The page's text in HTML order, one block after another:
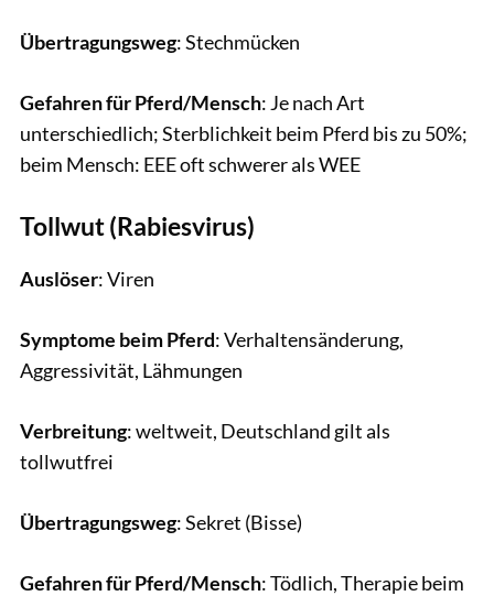
Übertragungsweg: Stechmücken
Gefahren für Pferd/Mensch: Je nach Art
unterschiedlich; Sterblichkeit beim Pferd bis zu 50%;
beim Mensch: EEE oft schwerer als WEE
Tollwut (Rabiesvirus)
Auslöser: Viren
Symptome beim Pferd: Verhaltensänderung,
Aggressivität, Lähmungen
Verbreitung: weltweit, Deutschland gilt als
tollwutfrei
Übertragungsweg: Sekret (Bisse)
Gefahren für Pferd/Mensch: Tödlich, Therapie beim